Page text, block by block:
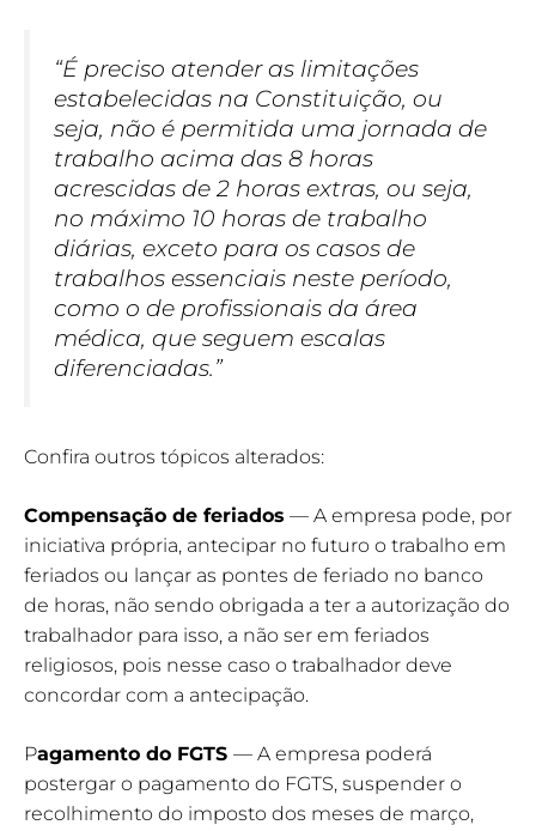
“É preciso atender as limitações
estabelecidas na Constituição, ou
seja, não é permitida uma jornada de
trabalho acima das 8 horas
acrescidas de 2 horas extras, ou seja,
no máximo 10 horas de trabalho
diárias, exceto para os casos de
trabalhos essenciais neste período,
como o de profissionais da área
médica, que seguem escalas
diferenciadas.”
Confira outros tópicos alterados:
Compensação de feriados — A empresa pode, por
iniciativa própria, antecipar no futuro o trabalho em
feriados ou lançar as pontes de feriado no banco
de horas, não sendo obrigada a ter a autorização do
trabalhador para isso, a não ser em feriados
religiosos, pois nesse caso o trabalhador deve
concordar com a antecipação.
Pagamento do FGTS — A empresa poderá
postergar o pagamento do FGTS, suspender o
recolhimento do imposto dos meses de março,